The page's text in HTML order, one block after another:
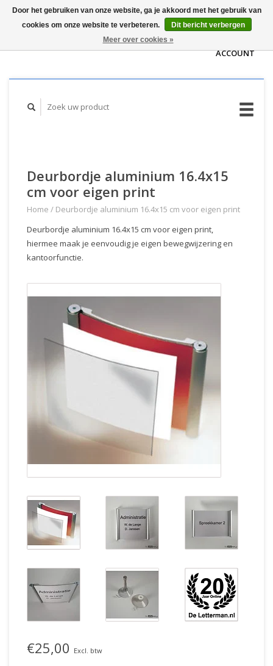
WINKELWAGEN
ACCOUNT
Deurbordje aluminium 16.4x15
cm voor eigen print
Home / Deurbordje aluminium 16.4x15 cm voor eigen print
Deurbordje aluminium 16.4x15 cm voor eigen print,
hiermee maak je eenvoudig je eigen bewegwijzering en
kantoorfunctie.
€25,00 Excl. btw
Door het gebruiken van onze website, ga je akkoord met het gebruik van
cookies om onze website te verbeteren.
Dit bericht verbergen
Meer over cookies »